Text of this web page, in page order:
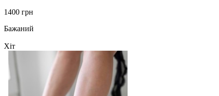
1400 грн
Бажаний
Хіт